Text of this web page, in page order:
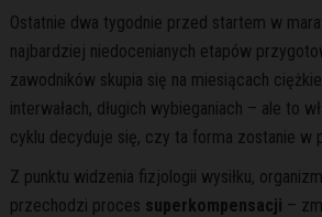
Ostatnie dwa tygodnie przed startem w
najbardziej niedocenianych etapów
zawodników skupia się na miesiącach
interwałach, długich wybieganiach – ale to
cyklu decyduje się, czy ta forma zostanie w
Z punktu widzenia fizjologii wysiłku,
przechodzi proces superkompensacji –